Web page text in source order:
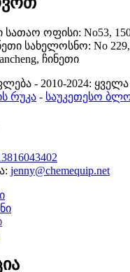
სათაო ოფისი: No53,
სახელოსნო: No 229,
ჩინეთი
- 2010-2024:
რუკა - საუკეთესო
jenny@chemequip.net